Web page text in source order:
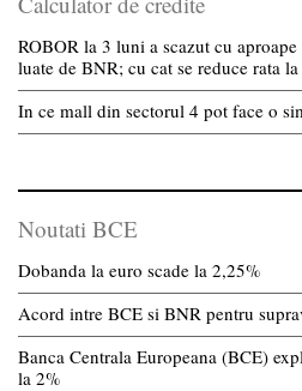
ROBOR la 3 luni a scazut cu
luate de BNR; cu cat se reduce rata
In ce mall din sectorul 4 pot face o
Noutati BCE
Dobanda la euro scade la 2,25%
Acord intre BCE si BNR pentru
Banca Centrala Europeana (BCE)
la 2%